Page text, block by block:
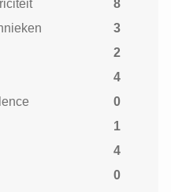
8
3
2
4
0
1
4
0